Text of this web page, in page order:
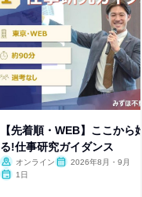
【先着順・WEB】ここから
る!仕事研究ガイダンス
オンライン
2026年8月・9月
1日